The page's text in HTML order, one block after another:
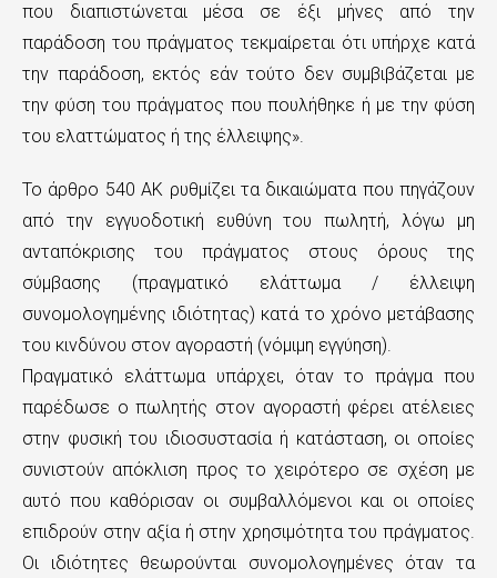
που διαπιστώνεται μέσα σε έξι μήνες από την
παράδοση του πράγματος τεκμαίρεται ότι υπήρχε κατά
την παράδοση, εκτός εάν τούτο δεν συμβιβάζεται με
την φύση του πράγματος που πουλήθηκε ή με την φύση
του ελαττώματος ή της έλλειψης».
Το άρθρο 540 ΑΚ ρυθμίζει τα δικαιώματα που πηγάζουν
από την εγγυοδοτική ευθύνη του πωλητή, λόγω μη
ανταπόκρισης του πράγματος στους όρους της
σύμβασης (πραγματικό ελάττωμα / έλλειψη
συνομολογημένης ιδιότητας) κατά το χρόνο μετάβασης
του κινδύνου στον αγοραστή (νόμιμη εγγύηση).
Πραγματικό ελάττωμα υπάρχει, όταν το πράγμα που
παρέδωσε ο πωλητής στον αγοραστή φέρει ατέλειες
στην φυσική του ιδιοσυστασία ή κατάσταση, οι οποίες
συνιστούν απόκλιση προς το χειρότερο σε σχέση με
αυτό που καθόρισαν οι συμβαλλόμενοι και οι οποίες
επιδρούν στην αξία ή στην χρησιμότητα του πράγματος.
Οι ιδιότητες θεωρούνται συνομολογημένες όταν τα